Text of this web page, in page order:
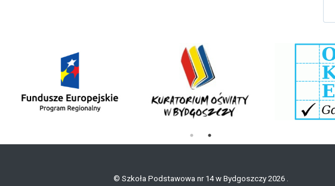
© Szkoła Podstawowa nr 14 w Bydgoszczy 2026 .